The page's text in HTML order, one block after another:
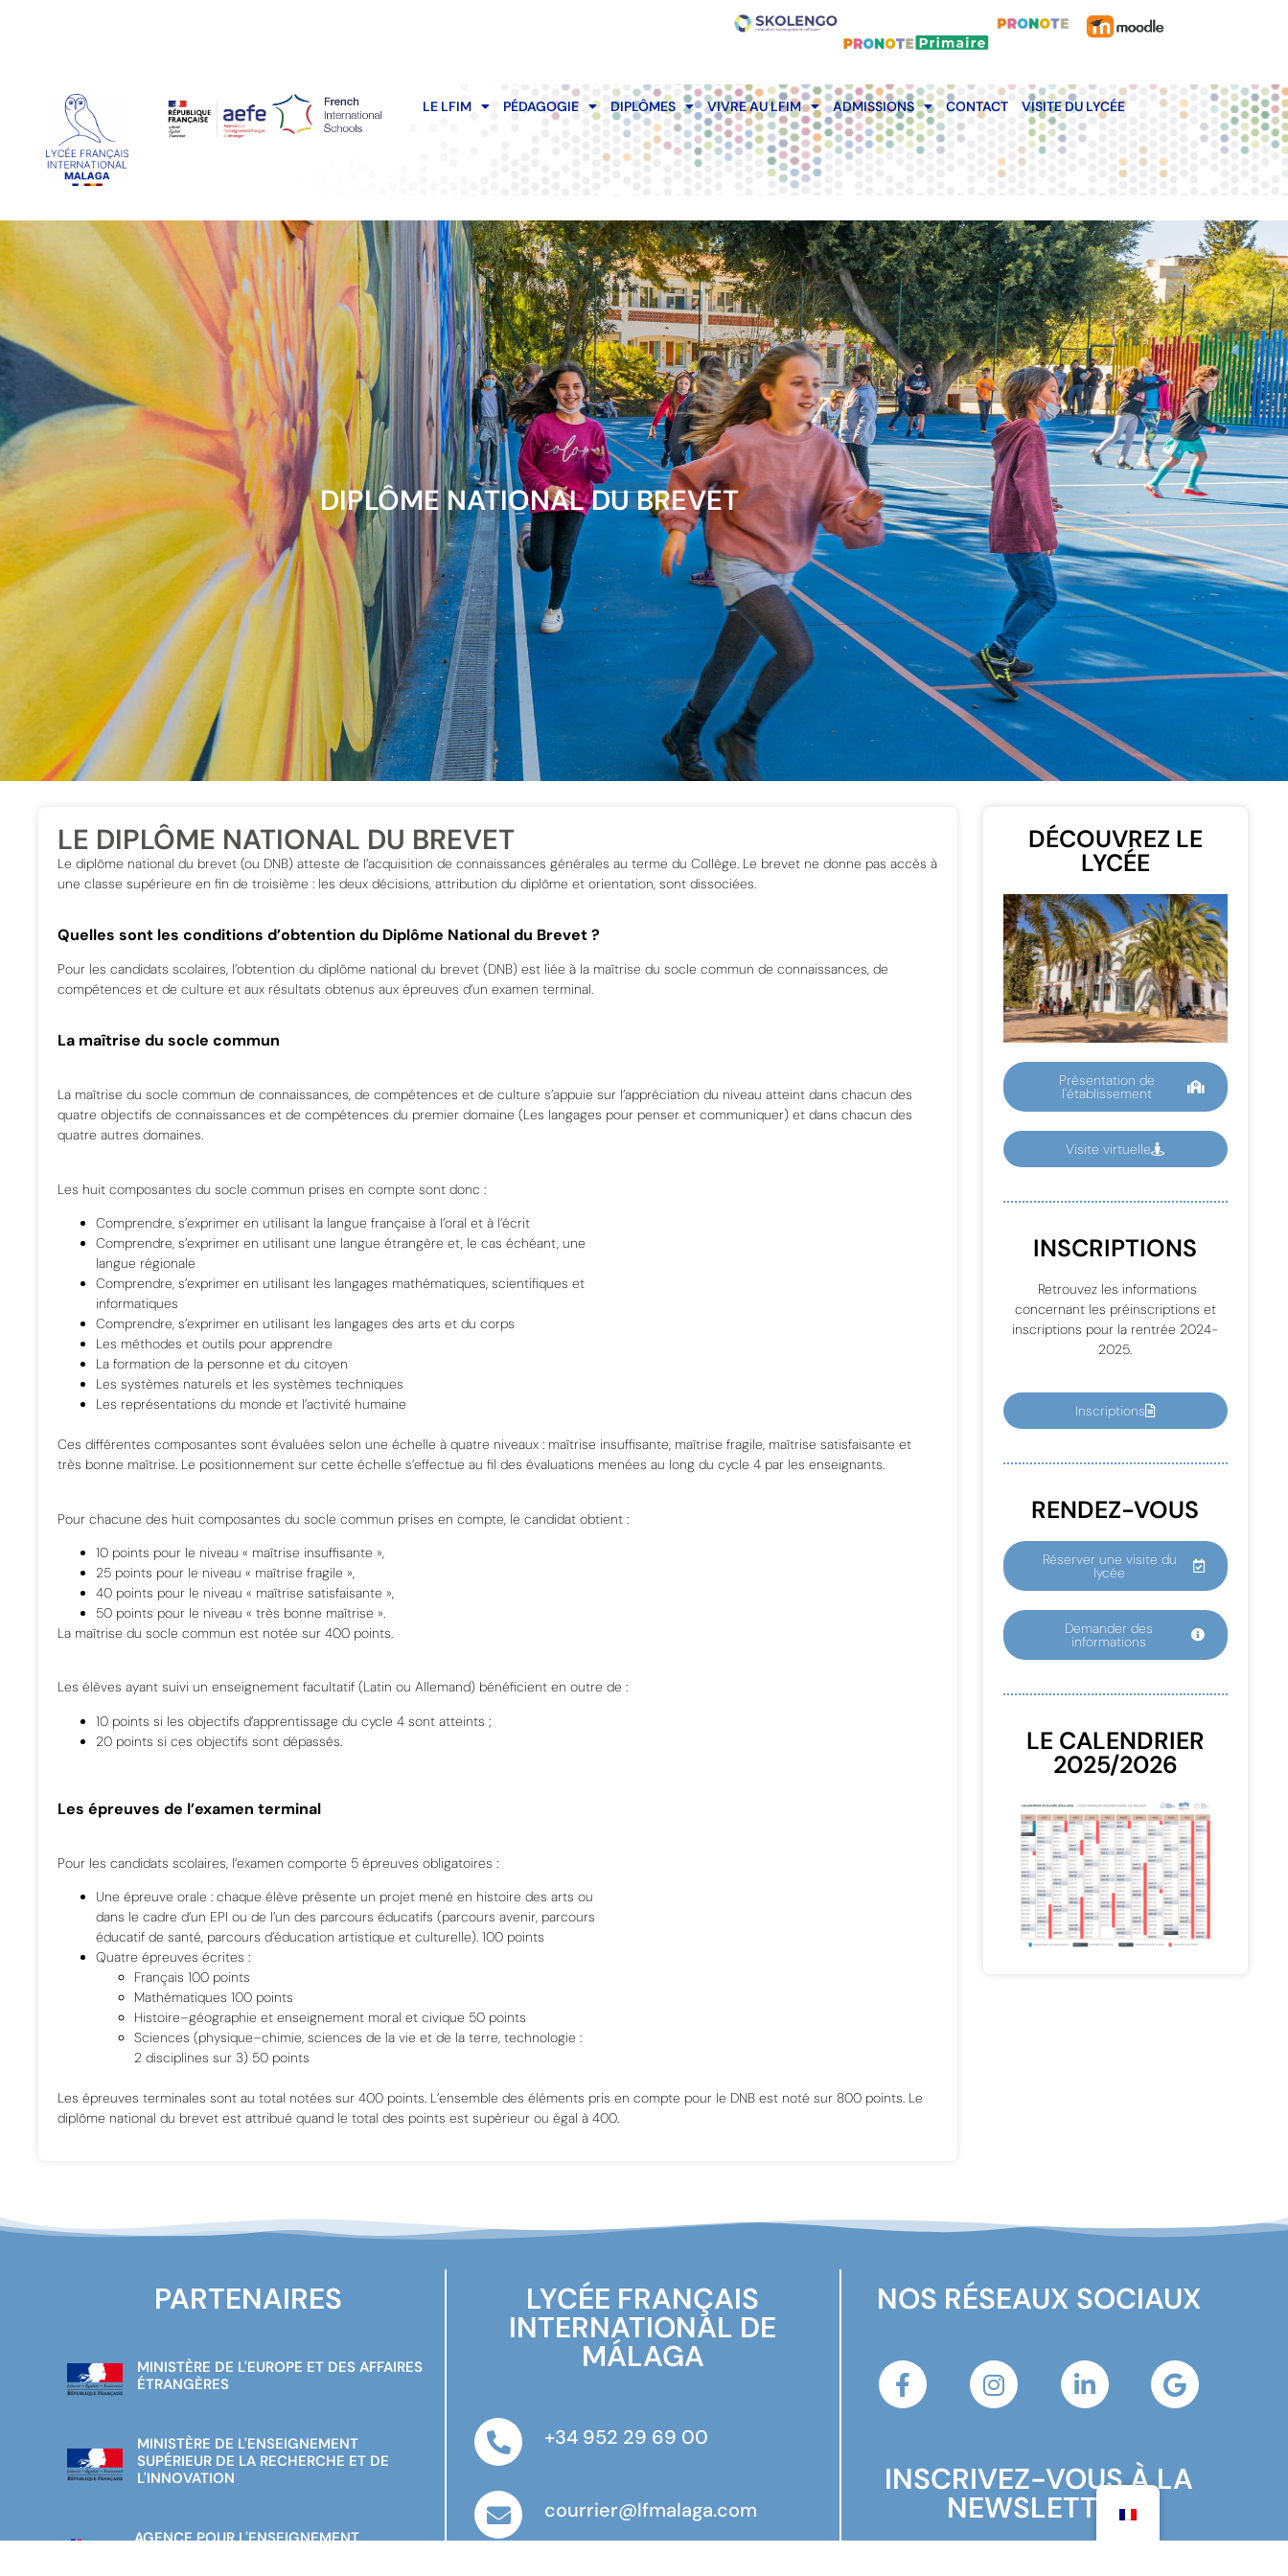
LE LFIM PÉDAGOGIE DIPLÔMES VIVRE AU LFIM ADMISSIONS CONTACT VISITE DU LYCÉE
DIPLÔME NATIONAL DU BREVET
LE DIPLÔME NATIONAL DU BREVET
Le diplôme national du brevet (ou DNB) atteste de l’acquisition de connaissances générales au terme du Collège. Le brevet ne donne pas accès à
une classe supérieure en fin de troisième : les deux décisions,attribution du diplôme et orientation, sont dissociées.
Quelles sont les conditions d’obtention du Diplôme National du Brevet ?
Pour les candidats scolaires, l’obtention du diplôme national du brevet (DNB) est liée à la maîtrise du socle commun de connaissances, de
compétences et de culture et aux résultats obtenus aux épreuves d’un examen terminal.
La maîtrise du socle commun
La maîtrise du socle commun de connaissances, de compétences et de culture s’appuie sur l’appréciation du niveau atteint dans chacun des
quatre objectifs de connaissances et de compétences du premier domaine (Les langages pour penser et communiquer) et dans chacun des
quatre autres domaines.
Les huit composantes du socle commun prises en compte sont donc :
Comprendre, s’exprimer en utilisant la langue française à l’oral et à l’écrit
Comprendre, s’exprimer en utilisant une langue étrangère et, le cas échéant, une
langue régionale
Comprendre, s’exprimer en utilisant les langages mathématiques, scientifiques et
informatiques
Comprendre, s’exprimer en utilisant les langages des arts et du corps
Les méthodes et outils pour apprendre
La formation de la personne et du citoyen
Les systèmes naturels et les systèmes techniques
Les représentations du monde et l’activité humaine
Ces différentes composantes sont évaluées selon une échelle à quatre niveaux : maîtrise insuffisante, maîtrise fragile, maîtrise satisfaisante et
très bonne maîtrise. Le positionnement sur cette échelle s’effectue au fil des évaluations menées au long du cycle 4 par les enseignants.
Pour chacune des huit composantes du socle commun prises en compte, le candidat obtient :
10 points pour le niveau « maîtrise insuffisante »,
25 points pour le niveau « maîtrise fragile »,
40 points pour le niveau « maîtrise satisfaisante »,
50 points pour le niveau « très bonne maîtrise ».
La maîtrise du socle commun est notée sur 400 points.
Les élèves ayant suivi un enseignement facultatif (Latin ou Allemand) bénéficient en outre de :
10 points si les objectifs d’apprentissage du cycle 4 sont atteints ;
20 points si ces objectifs sont dépassés.
Les épreuves de l’examen terminal
Pour les candidats scolaires, l’examen comporte 5 épreuves obligatoires :
Une épreuve orale : chaque élève présente un projet mené en histoire des arts ou
dans le cadre d’un EPI ou de l’un des parcours éducatifs (parcours avenir, parcours
éducatif de santé, parcours d’éducation artistique et culturelle). 100 points
Quatre épreuves écrites :
Français 100 points
Mathématiques 100 points
Histoire–géographie et enseignement moral et civique 50 points
Sciences (physique–chimie, sciences de la vie et de la terre, technologie :
2 disciplines sur 3) 50 points
Les épreuves terminales sont au total notées sur 400 points. L’ensemble des éléments pris en compte pour le DNB est noté sur 800 points. Le
diplôme national du brevet est attribué quand le total des points est supérieur ou égal à 400.
DÉCOUVREZ LE
LYCÉE
Présentation de
l'établissement
Visite virtuelle
INSCRIPTIONS
Retrouvez les informations
concernant les préinscriptions et
inscriptions pour la rentrée 2024-
2025.
Inscriptions
RENDEZ-VOUS
Réserver une visite du
lycée
Demander des
informations
LE CALENDRIER
2025/2026
PARTENAIRES
MINISTÈRE DE L'EUROPE ET DES AFFAIRES
ÉTRANGÈRES
MINISTÈRE DE L'ENSEIGNEMENT
SUPÉRIEUR DE LA RECHERCHE ET DE
L'INNOVATION
AGENCE POUR L'ENSEIGNEMENT
LYCÉE FRANÇAIS
INTERNATIONAL DE
MÁLAGA
+34 952 29 69 00
courrier@lfmalaga.com
NOS RÉSEAUX SOCIAUX
INSCRIVEZ-VOUS À LA
NEWSLETTER